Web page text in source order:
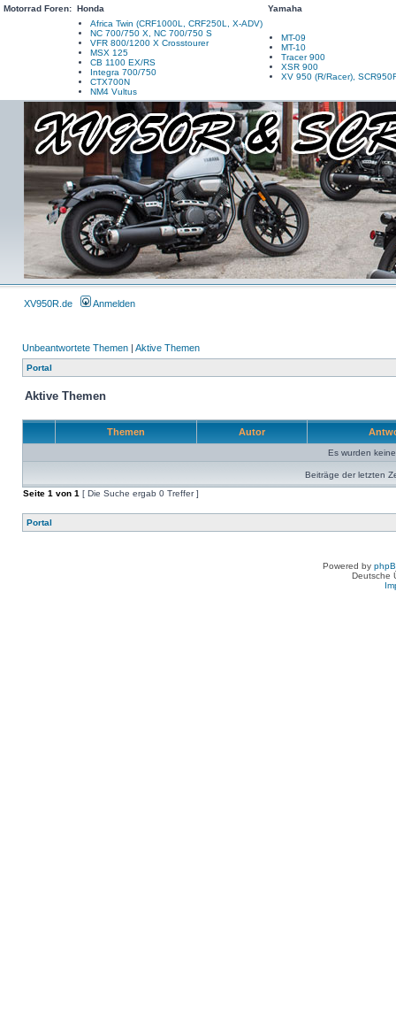
Motorrad Foren: Honda
Yamaha
Africa Twin (CRF1000L, CRF250L, X-ADV)
NC 700/750 X, NC 700/750 S
VFR 800/1200 X Crosstourer
MSX 125
CB 1100 EX/RS
Integra 700/750
CTX700N
NM4 Vultus
MT-09
MT-10
Tracer 900
XSR 900
XV 950 (R/Racer),
XV950R.de Anmelden
Unbeantwortete Themen | Aktive Themen
Portal
Aktive Themen
Themen Autor
Es wurden
Beiträge der letzten
Seite 1 von 1 [ Die Suche ergab 0 Treffer ]
Portal
Powered by
Deutsche